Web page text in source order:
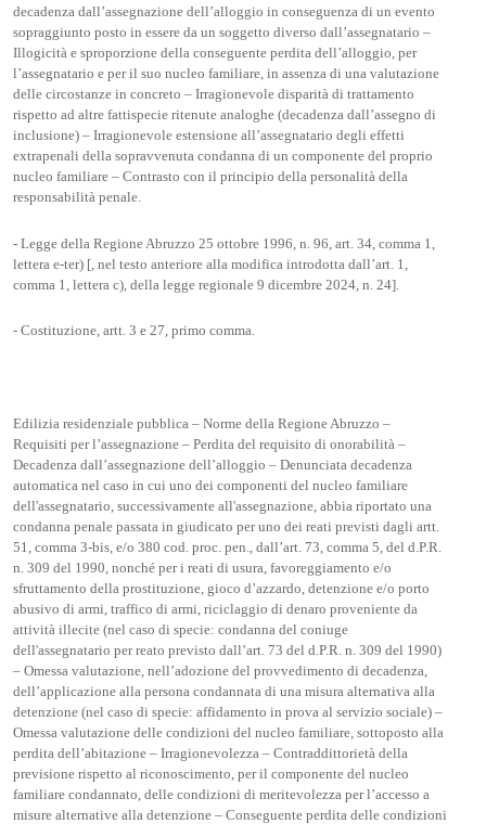
decadenza dall’assegnazione dell’alloggio in conseguenza di un evento
sopraggiunto posto in essere da un soggetto diverso dall’assegnatario –
Illogicità e sproporzione della conseguente perdita dell’alloggio, per
l’assegnatario e per il suo nucleo familiare, in assenza di una valutazione
delle circostanze in concreto – Irragionevole disparità di trattamento
rispetto ad altre fattispecie ritenute analoghe (decadenza dall’assegno di
inclusione) – Irragionevole estensione all’assegnatario degli effetti
extrapenali della sopravvenuta condanna di un componente del proprio
nucleo familiare – Contrasto con il principio della personalità della
responsabilità penale.
- Legge della Regione Abruzzo 25 ottobre 1996, n. 96, art. 34, comma 1,
lettera e-ter) [, nel testo anteriore alla modifica introdotta dall’art. 1,
comma 1, lettera c), della legge regionale 9 dicembre 2024, n. 24].
- Costituzione, artt. 3 e 27, primo comma.
Edilizia residenziale pubblica – Norme della Regione Abruzzo –
Requisiti per l’assegnazione – Perdita del requisito di onorabilità –
Decadenza dall’assegnazione dell’alloggio – Denunciata decadenza
automatica nel caso in cui uno dei componenti del nucleo familiare
dell'assegnatario, successivamente all'assegnazione, abbia riportato una
condanna penale passata in giudicato per uno dei reati previsti dagli artt.
51, comma 3-bis, e/o 380 cod. proc. pen., dall’art. 73, comma 5, del d.P.R.
n. 309 del 1990, nonché per i reati di usura, favoreggiamento e/o
sfruttamento della prostituzione, gioco d’azzardo, detenzione e/o porto
abusivo di armi, traffico di armi, riciclaggio di denaro proveniente da
attività illecite (nel caso di specie: condanna del coniuge
dell'assegnatario per reato previsto dall’art. 73 del d.P.R. n. 309 del 1990)
– Omessa valutazione, nell’adozione del provvedimento di decadenza,
dell’applicazione alla persona condannata di una misura alternativa alla
detenzione (nel caso di specie: affidamento in prova al servizio sociale) –
Omessa valutazione delle condizioni del nucleo familiare, sottoposto alla
perdita dell’abitazione – Irragionevolezza – Contraddittorietà della
previsione rispetto al riconoscimento, per il componente del nucleo
familiare condannato, delle condizioni di meritevolezza per l’accesso a
misure alternative alla detenzione – Conseguente perdita delle condizioni